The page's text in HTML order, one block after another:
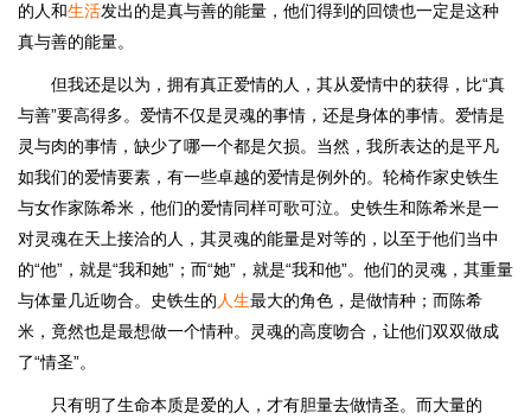
的人和生活发出的是真与善的能量，他们得到的回馈也一定是这种
真与善的能量。
但我还是以为，拥有真正爱情的人，其从爱情中的获得，比“真
与善”要高得多。爱情不仅是灵魂的事情，还是身体的事情。爱情是
灵与肉的事情，缺少了哪一个都是欠损。当然，我所表达的是平凡
如我们的爱情要素，有一些卓越的爱情是例外的。轮椅作家史铁生
与女作家陈希米，他们的爱情同样可歌可泣。史铁生和陈希米是一
对灵魂在天上接洽的人，其灵魂的能量是对等的，以至于他们当中
的“他”，就是“我和她”；而“她”，就是“我和他”。他们的灵魂，其重量
与体量几近吻合。史铁生的 人生最大的角色，是做情种；而陈希
米，竟然也是最想做一个情种。灵魂的高度吻合，让他们双双做成
了“情圣”。
只有明了生命本质是爱的人，才有胆量去做情圣。而大量的